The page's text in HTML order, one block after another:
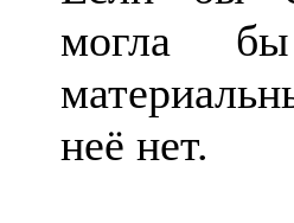
могла
неё нет.